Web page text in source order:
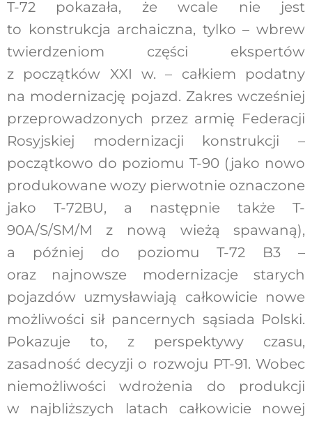
T-72 pokazała, że wcale nie jest
to konstrukcja archaiczna, tylko – wbrew
twierdzeniom części ekspertów
z początków XXI w. – całkiem podatny
na modernizację pojazd. Zakres wcześniej
przeprowadzonych przez armię Federacji
Rosyjskiej modernizacji konstrukcji –
początkowo do poziomu T-90 (jako nowo
produkowane wozy pierwotnie oznaczone
jako T-72BU, a następnie także T-
90A/S/SM/M z nową wieżą spawaną),
a później do poziomu T-72 B3 –
oraz najnowsze modernizacje starych
pojazdów uzmysławiają całkowicie nowe
możliwości sił pancernych sąsiada Polski.
Pokazuje to, z perspektywy czasu,
zasadność decyzji o rozwoju PT-91. Wobec
niemożliwości wdrożenia do produkcji
w najbliższych latach całkowicie nowej